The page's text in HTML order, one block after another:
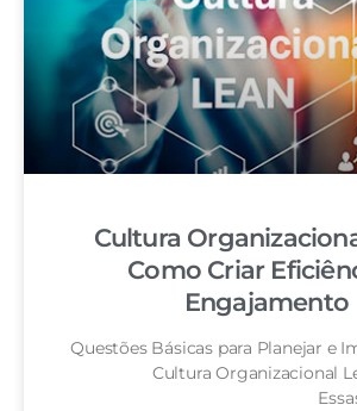
Cultura
Como Criar
Engajamento
Questões Básicas para Planejar e
Cultura Organizacional
Essas são